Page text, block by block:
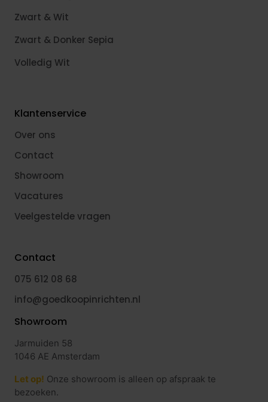
Zwart & Wit
Zwart & Donker Sepia
Volledig Wit
Klantenservice
Over ons
Contact
Showroom
Vacatures
Veelgestelde vragen
Contact
075 612 08 68
info@goedkoopinrichten.nl
Showroom
Jarmuiden 58
1046 AE Amsterdam
Let op! Onze showroom is alleen op afspraak te
bezoeken.